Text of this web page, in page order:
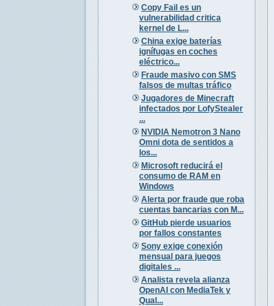
Copy Fail es un
vulnerabilidad critica
kernel de L...
China exige baterías
ignífugas en coches
eléctrico...
Fraude masivo con SMS
falsos de multas tráfico
Jugadores de Minecraft
infectados por LofyStealer
...
NVIDIA Nemotron 3 Nano
Omni dota de sentidos a
los...
Microsoft reducirá el
consumo de RAM en
Windows
Alerta por fraude que roba
cuentas bancarias con M...
GitHub pierde usuarios
por fallos constantes
Sony exige conexión
mensual para juegos
digitales ...
Analista revela alianza
OpenAI con MediaTek y
Qual...